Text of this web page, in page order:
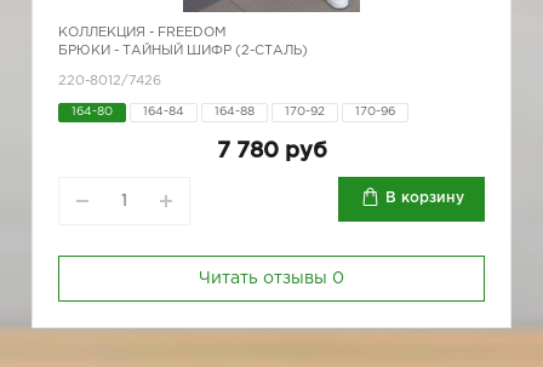
КОЛЛЕКЦИЯ - FREEDOM
БРЮКИ - ТАЙНЫЙ ШИФР (2-СТАЛЬ)
220-8012/7426
164-80 164-84 164-88 170-92 170-96
7 780 руб
В корзину
Читать отзывы 0